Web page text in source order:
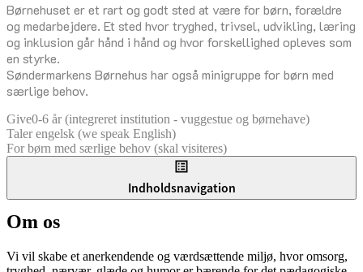
Børnehuset er et rart og godt sted at være for børn, forældre
og medarbejdere. Et sted hvor tryghed, trivsel, udvikling, læring
og inklusion går hånd i hånd og hvor forskellighed opleves som
en styrke.
Søndermarkens Børnehus har også minigruppe for børn med
særlige behov.
Give0-6 år (integreret institution - vuggestue og børnehave)
Taler engelsk (we speak English)
For børn med særlige behov (skal visiteres)
Indholdsnavigation
Om os
Vi vil skabe et anerkendende og værdsættende miljø, hvor omsorg,